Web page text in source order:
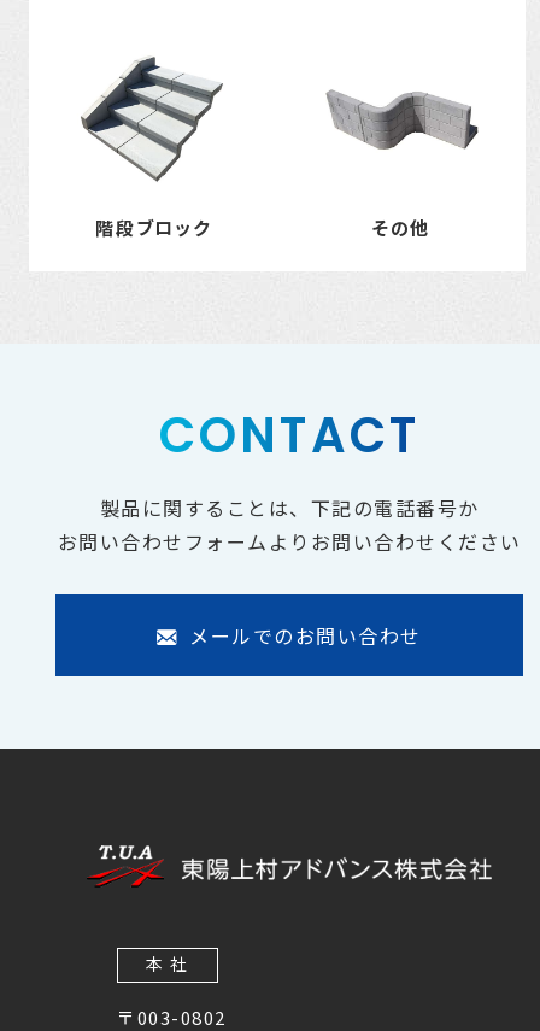
階段ブロック その他
CONTACT
製品に関することは、下記の電話番号か
お問い合わせフォームよりお問い合わせください
メールでのお問い合わせ
本 社
〒003-0802